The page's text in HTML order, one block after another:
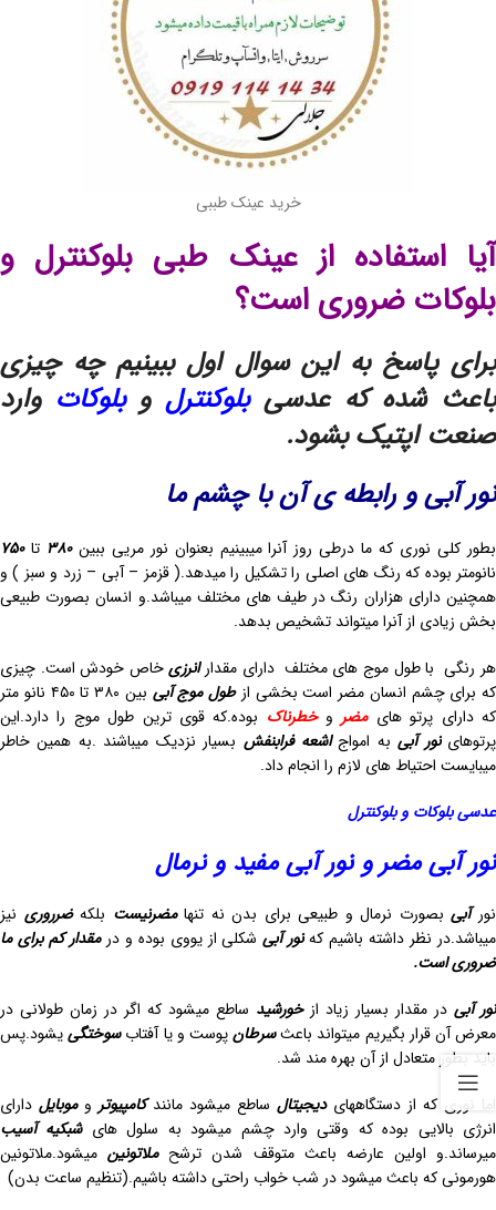
خرید عینک طببی
آیا استفاده از عینک طبی بلوکنترل و
بلوکات ضروری است؟
برای پاسخ به این سوال اول ببینیم چه چیزی
باعث شده که عدسیبلوکنترلوبلوکات وارد
صنعت اپتیک بشود.
نور آبی و رابطه ی آن با چشم ما
بطور کلی نوری که ما درطی روز آنرا میبینیم بعنوان نور مریی ببین۳۸۰ تا۷۵۰
نانومتر بوده که رنگ های اصلی را تشکیل را میدهد.( قزمز – آبی – زرد و سبز ) و
همچنین دارای هزاران رنگ در طیف های مختلف میباشد.و انسان بصورت طبیعی
بخش زیادی از آنرا میتواند تشخیص بدهد.
هر رنگی با طول موج های مختلف دارای مقدارانرزی خاص خودش است. چیزی
که برای چشم انسان مضر است بخشی ازطول موج آبی
بین ۳۸۰ تا ۴۵۰ نانو متر
که دارای پرتو هایمضر وخطرناک بوده.که قوی ترین طول موج را دارد.این
پرتوهاینور آبی به امواجاشعه فرابنفش بسیار نزدیک میباشند .به همین خاطر
میبایست احتیاط های لازم را انجام داد.
عدسی بلوکات و بلوکنترل
نور آبی مضر و نور آبی مفید و نرمال
نورآبی بصورت نرمال و طبیعی برای بدن نه تنهامضرنیست بلکهضرروری نیز
میباشد.در نظر داشته باشیم کهنور آبیشکلی از یووی بوده و درمقدار کم برای ما
ضروری است.
نور آبی در مقدار بسیار زیاد ازخورشید ساطع میشود که اگر در زمان طولانی در
معرض آن قرار بگیریم میتواند باعثسرطانپوست و یا آفتابسوختگییشود.پس
باید بطور متعادل از آن بهره مند شد.
اما نوری که از دستگاههایدیجیتال ساطع میشود مانندکامپیوتر وموبایل دارای
انرژی بالایی بوده که وقتی وارد چشم میشود به سلول های شبکیه آسیب
میرساند.و اولین عارضه باعث متوقف شدن ترشحملاتونین میشود.ملاتونین
هورمونی که باعث میشود در شب خواب راحتی داشته باشیم.(تنظیم ساعت بدن)